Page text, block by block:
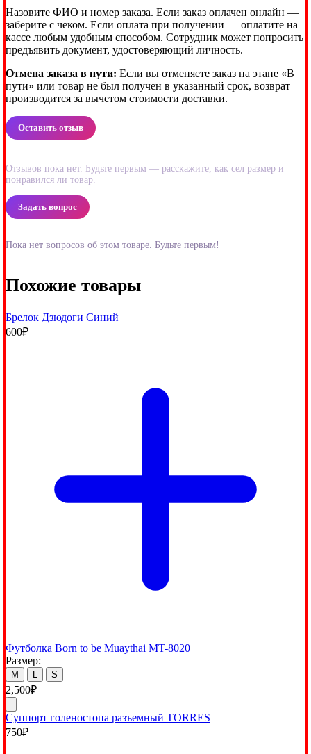
Назовите ФИО и номер заказа. Если заказ оплачен онлайн —
заберите с чеком. Если оплата при получении — оплатите на
кассе любым удобным способом. Сотрудник может попросить
предъявить документ, удостоверяющий личность.
Отмена заказа в пути: Если вы отменяете заказ на этапе «В
пути» или товар не был получен в указанный срок, возврат
производится за вычетом стоимости доставки.
Оставить отзыв
Отзывов пока нет. Будьте первым — расскажите, как сел размер и
понравился ли товар.
Задать вопрос
Пока нет вопросов об этом товаре. Будьте первым!
Похожие товары
Брелок Дзюдоги Синий
600₽
Футболка Born to be Muaythai MT-8020
Размер:
M S
2,500₽
Суппорт голеностопа разъемный TORRES
750₽